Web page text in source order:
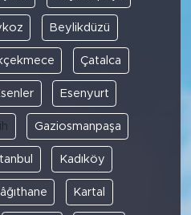
Beylikdüzü
Çatalca
Esenyurt
Gaziosmanpaşa
Kadıköy
Kartal